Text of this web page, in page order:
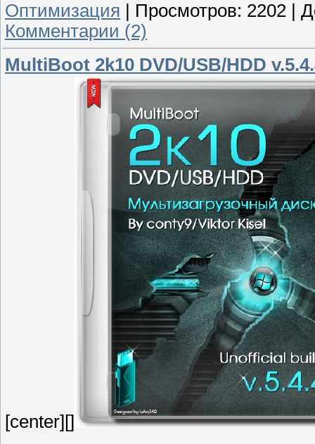
Оптимизация
Просмотров: 2202
Комментарии (2)
MultiBoot 2k10 DVD/USB/HDD
[center][]